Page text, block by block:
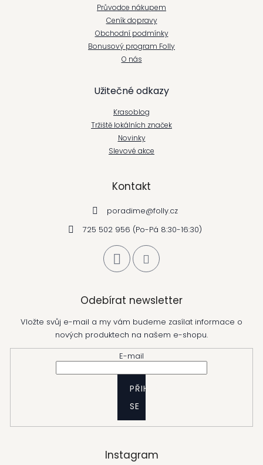
Průvodce nákupem
Ceník dopravy
Obchodní podmínky
Bonusový program Folly
O nás
Užitečné odkazy
Krasoblog
Tržiště lokálních značek
Novinky
Slevové akce
Kontakt
poradime@folly.cz
725 502 956 (Po-Pá 8:30-16:30)
Odebírat newsletter
Vložte svůj e-mail a my vám budeme zasílat informace o
nových produktech na našem e-shopu.
E-mail
PŘIHLÁSIT
SE
Instagram